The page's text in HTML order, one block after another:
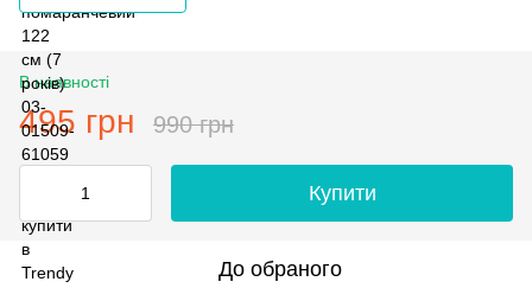
В наявності
495 грн 990 грн
Купити
До обраного